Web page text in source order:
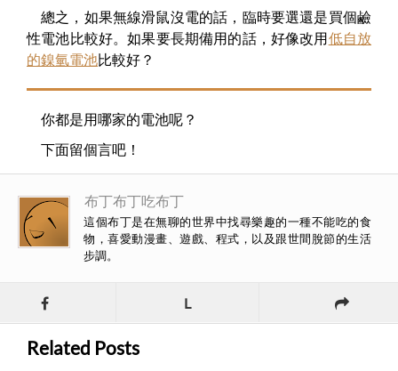
總之，如果無線滑鼠沒電的話，臨時要選還是買個鹼
性電池比較好。如果要長期備用的話，好像改用低自放
的鎳氫電池比較好？
你都是用哪家的電池呢？
下面留個言吧！
布丁布丁吃布丁
這個布丁是在無聊的世界中找尋樂趣的一種不能吃的食
物，喜愛動漫畫、遊戲、程式，以及跟世間脫節的生活
步調。
L
Related Posts